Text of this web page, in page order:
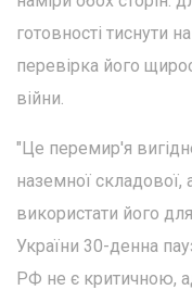
готовності тиснути
перевірка його
війни.
"Це перемир'я
наземної складової,
використати його
України 30-денна
РФ не є критичною,